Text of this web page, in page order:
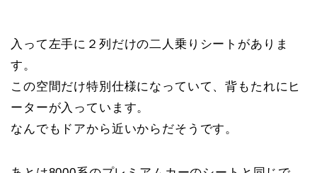
入って左手に２列だけの二人乗りシートがありま
す。
この空間だけ特別仕様になっていて、背もたれにヒ
ーターが入っています。
なんでもドアから近いからだそうです。